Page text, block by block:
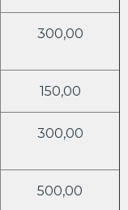
300,00
150,00
300,00
500,00